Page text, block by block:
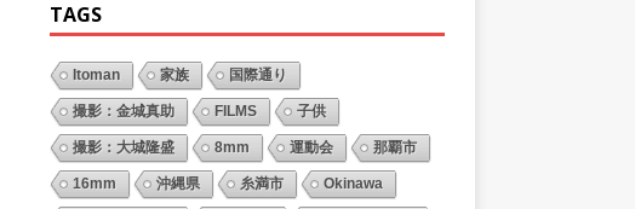
TAGS
Itoman 家族 国際通り
撮影：金城真助 FILMS 子供
撮影：大城隆盛 8mm 運動会 那覇市
16mm 沖縄県 糸満市 Okinawa